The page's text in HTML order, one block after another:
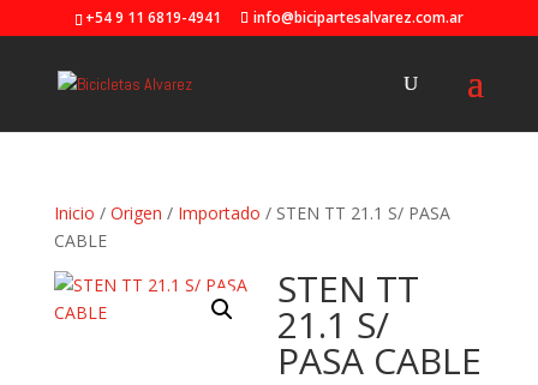
+54 9 11 6819-4941 info@bicipartesalvarez.com.ar
Inicio / Origen / Importado / STEN TT 21.1 S/ PASA
CABLE
STEN TT
21.1 S/
PASA CABLE